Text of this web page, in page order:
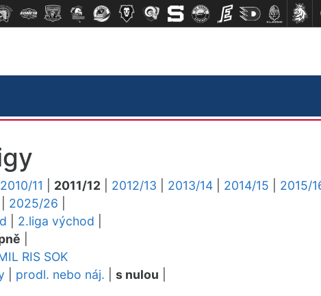
2010/11 2011/12 2012/13 2013/14 2014/15 2015/
2025/26
2.liga východ
RIS SOK
prodl. nebo náj. s nulou